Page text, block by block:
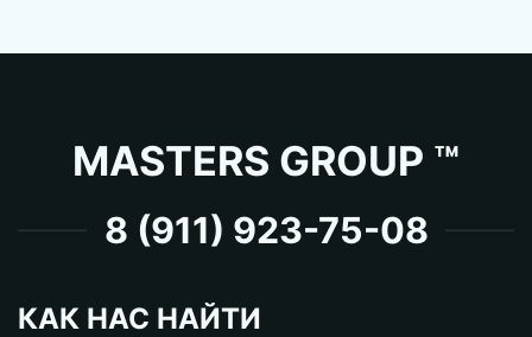
MASTERS GROUP ™
8 (911) 923-75-08
КАК НАС НАЙТИ